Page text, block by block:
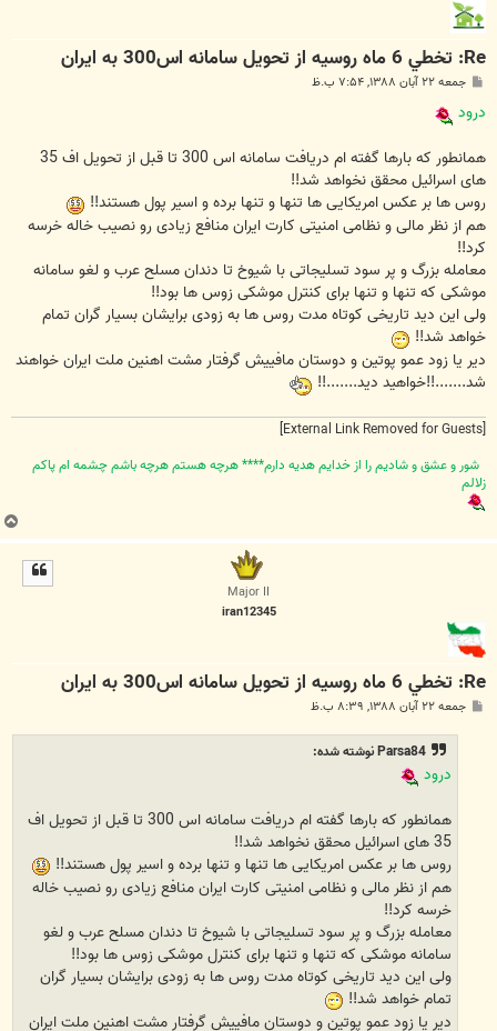
Re: تخطي 6 ماه روسيه از تحويل سامانه اس300 به ايران
پ
ت
جمعه ۲۲ آبان ۱۳۸۸, ۷:۵۴ ب.ظ
درود
همانطور که بارها گفته ام دریافت سامانه اس 300 تا قبل از تحویل اف 35
های اسرائیل محقق نخواهد شد!!
روس ها بر عکس امریکایی ها تنها و تنها برده و اسیر پول هستند!!
هم از نظر مالی و نظامی امنیتی کارت ایران منافع زیادی رو نصیب خاله خرسه
کرد!!
معامله بزرگ و پر سود تسلیجاتی با شیوخ تا دندان مسلح عرب و لغو سامانه
موشکی که تنها و تنها برای کنترل موشکی زوس ها بود!!
ولی این دید تاریخی کوتاه مدت روس ها به زودی برایشان بسیار گران تمام
خواهد شد!!
دیر یا زود عمو پوتین و دوستان مافییش گرفتار مشت اهنین ملت ایران خواهند
شد.......!!خواهید دید.......!!
شور و عشق و شاديم را از خدايم هديه دارم**** هرچه هستم هرچه باشم چشمه ام پاکم
زلالم
ب
ا
Major II
iran12345
Re: تخطي 6 ماه روسيه از تحويل سامانه اس300 به ايران
پ جمعه ۲۲ آبان ۱۳۸۸, ۸:۳۹ ب.ظ
Parsa84 نوشته شده:
درود
همانطور که بارها گفته ام دریافت سامانه اس 300 تا قبل از تحویل اف
35 های اسرائیل محقق نخواهد شد!!
روس ها بر عکس امریکایی ها تنها و تنها برده و اسیر پول هستند!!
هم از نظر مالی و نظامی امنیتی کارت ایران منافع زیادی رو نصیب خاله
خرسه کرد!!
معامله بزرگ و پر سود تسلیجاتی با شیوخ تا دندان مسلح عرب و لغو
سامانه موشکی که تنها و تنها برای کنترل موشکی زوس ها بود!!
ولی این دید تاریخی کوتاه مدت روس ها به زودی برایشان بسیار گران
تمام خواهد شد!!
دیر یا زود عمو پوتین و دوستان مافییش گرفتار مشت اهنین ملت ایران